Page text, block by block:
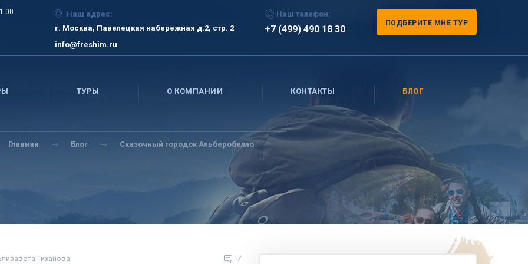
Наш адрес:
г. Москва, Павелецкая набережная д.2, стр. 2
info@freshim.ru
Наш телефон:
+7 (499) 490 18 30
ПОДБЕРИТЕ МНЕ ТУР
ТУРЫ О КОМПАНИИ КОНТАКТЫ БЛОГ
Главная Блог Сказочный городок Альберобелло
Тиханова 7